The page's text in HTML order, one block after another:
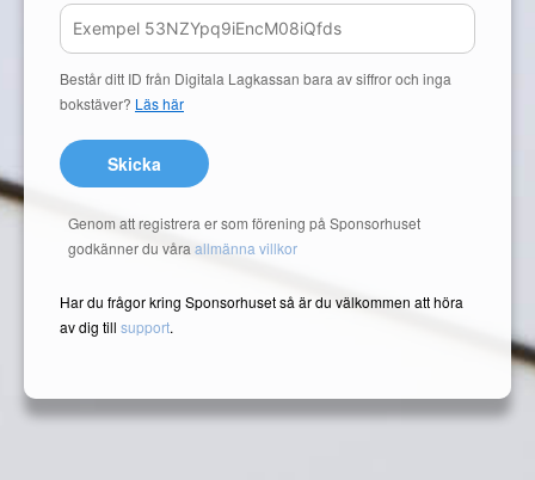
Består ditt ID från Digitala Lagkassan bara av siffror och inga
bokstäver? Läs här
Skicka
Genom att registrera er som förening på Sponsorhuset
godkänner du våra allmänna villkor
Har du frågor kring Sponsorhuset så är du välkommen att höra
av dig till support.